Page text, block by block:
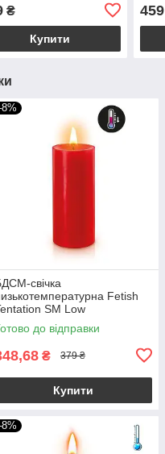
₴
Купити
459
cвічка
Fetish
SM Low
Candle Red
до відправки
₴ 379 ₴
Купити